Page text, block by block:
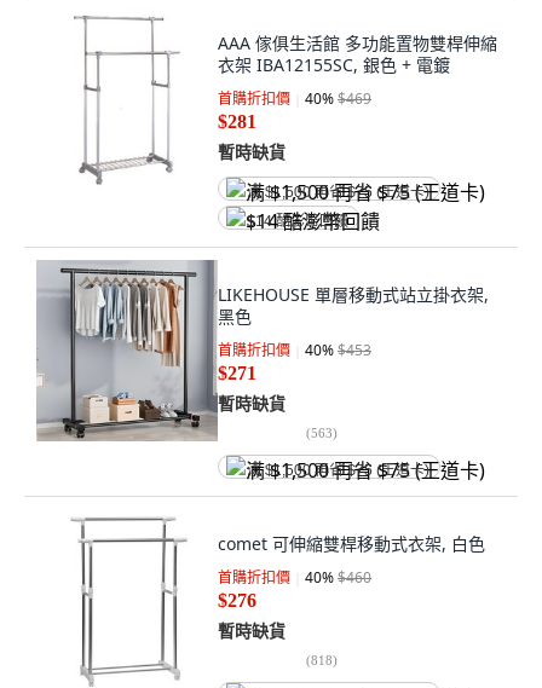
AAA 傢俱生活館 多功能置物雙桿伸縮
衣架 IBA12155SC, 銀色 + 電鍍
首購折扣價 40%$469
$281
暫時缺貨
满 $1,500 再省 $75 (王道卡)
$14 酷澎幣回饋
LIKEHOUSE 單層移動式站立掛衣架,
黑色
首購折扣價 40%$453
$271
暫時缺貨
(563)
满 $1,500 再省 $75 (王道卡)
comet 可伸縮雙桿移動式衣架, 白色
首購折扣價 40%$460
$276
暫時缺貨
(818)